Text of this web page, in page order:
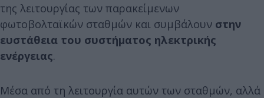
της λειτουργίας των παρακείμενων
φωτοβολταϊκών σταθμών και συμβάλουν στην
ευστάθεια του συστήματος ηλεκτρικής
ενέργειας.
Μέσα από τη λειτουργία αυτών των σταθμών, αλλά